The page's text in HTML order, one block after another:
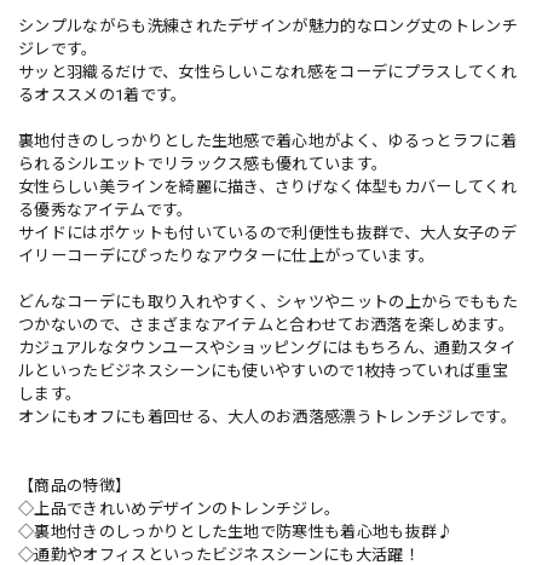
シンプルながらも洗練されたデザインが魅力的なロング丈のトレンチ
ジレです。
サッと羽織るだけで、女性らしいこなれ感をコーデにプラスしてくれ
るオススメの1着です。
裏地付きのしっかりとした生地感で着心地がよく、ゆるっとラフに着
られるシルエットでリラックス感も優れています。
女性らしい美ラインを綺麗に描き、さりげなく体型もカバーしてくれ
る優秀なアイテムです。
サイドにはポケットも付いているので利便性も抜群で、大人女子のデ
イリーコーデにぴったりなアウターに仕上がっています。
どんなコーデにも取り入れやすく、シャツやニットの上からでももた
つかないので、さまざまなアイテムと合わせてお洒落を楽しめます。
カジュアルなタウンユースやショッピングにはもちろん、通勤スタイ
ルといったビジネスシーンにも使いやすいので1枚持っていれば重宝
します。
オンにもオフにも着回せる、大人のお洒落感漂うトレンチジレです。
【商品の特徴】
◇上品できれいめデザインのトレンチジレ。
◇裏地付きのしっかりとした生地で防寒性も着心地も抜群♪
◇通勤やオフィスといったビジネスシーンにも大活躍！